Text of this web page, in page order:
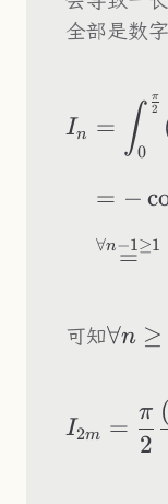
全部是数
In = ∫0
2
π
= −
=
∀n−1≥1
可知∀n ≥
I2m =
2
π (